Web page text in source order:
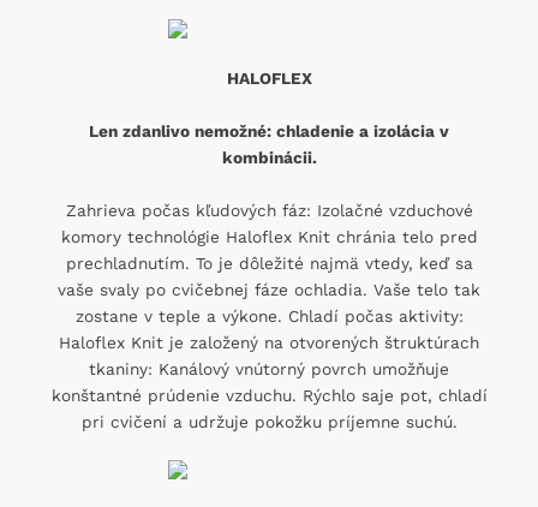
HALOFLEX
Len zdanlivo nemožné: chladenie a izolácia v
kombinácii.
Zahrieva počas kľudových fáz: Izolačné vzduchové
komory technológie Haloflex Knit chránia telo pred
prechladnutím. To je dôležité najmä vtedy, keď sa
vaše svaly po cvičebnej fáze ochladia. Vaše telo tak
zostane v teple a výkone. Chladí počas aktivity:
Haloflex Knit je založený na otvorených štruktúrach
tkaniny: Kanálový vnútorný povrch umožňuje
konštantné prúdenie vzduchu. Rýchlo saje pot, chladí
pri cvičení a udržuje pokožku príjemne suchú.